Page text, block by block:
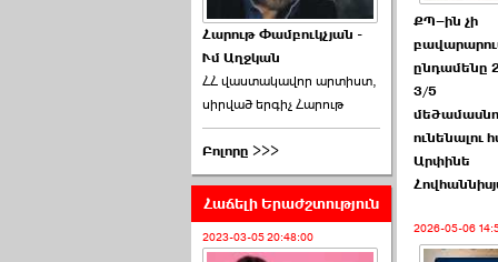
հերթական ›››
2026-06-21 23:00:00
armlur.ՔՊ-ի ներսում
սպասում են ›››
Հարութ Փամբուկչյան -
Ւմ Աղջկան
ՀՀ վաստակավոր արտիստ,
սիրված երգիչ Հարութ
Բոլորը >>>
Հաճելի Երաժշտություն
2023-03-05 20:48:00
ՔՊ–ին չի
ընդամենը 2
3/5
ունենալու
Արփինե
2026-05-06